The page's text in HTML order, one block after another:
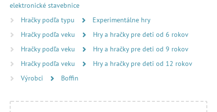
elektronické stavebnice
Hračky podľa typu
Experimentálne hry
Hračky podľa veku
Hry a hračky pre deti od 6 rokov
Hračky podľa veku
Hry a hračky pre deti od 9 rokov
Hračky podľa veku
Hry a hračky pre deti od 12 rokov
Výrobci
Boffin